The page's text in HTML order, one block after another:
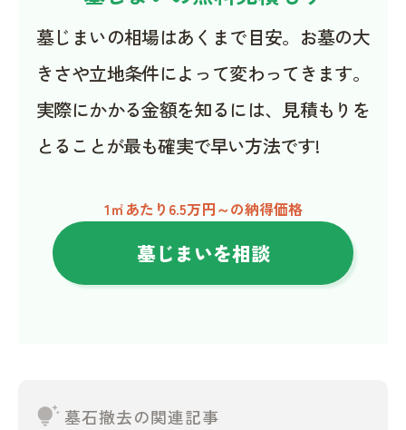
墓じまいの相場はあくまで目安。お墓の大
きさや立地条件によって変わってきます。
実際にかかる金額を知るには、見積もりを
とることが最も確実で早い方法です!
1㎡あたり6.5万円～の納得価格
墓じまいを相談
tips_and_updates墓石撤去の関連記事